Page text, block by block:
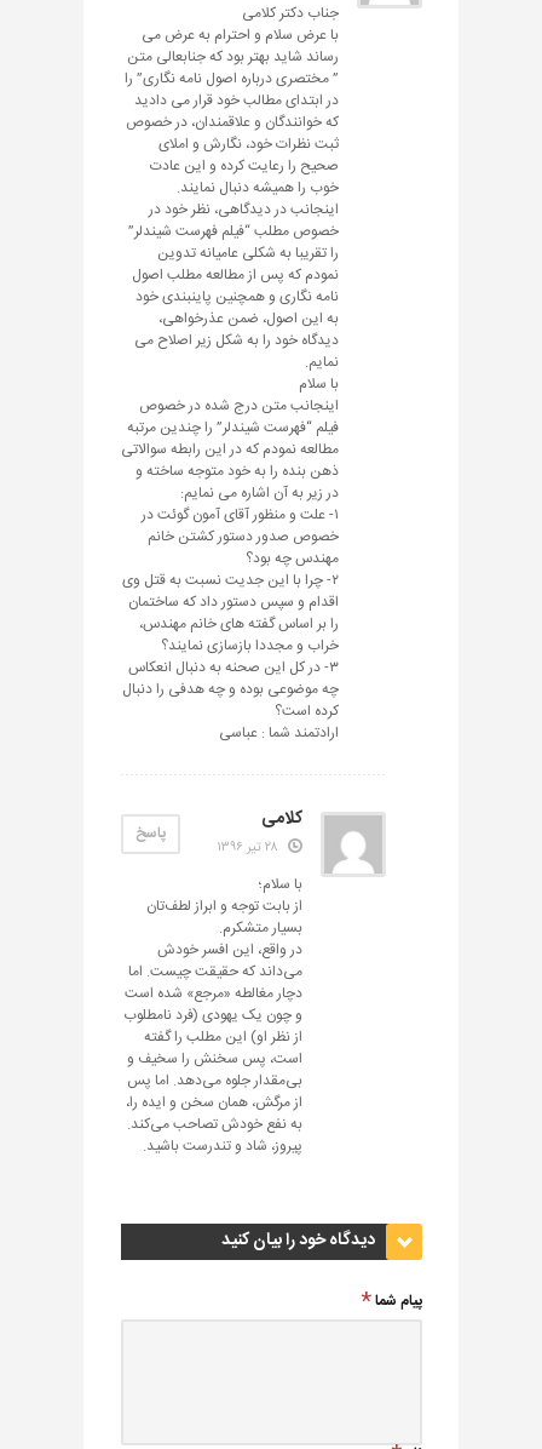
جناب دکتر کلامی
با عرض سلام و احترام به عرض می
رساند شاید بهتر بود که جنابعالی متن
” مختصری درباره اصول نامه نگاری” را
در ابتدای مطالب خود قرار می دادید
که خوانندگان و علاقمندان، در خصوص
ثبت نظرات خود، نگارش و املای
صحیح را رعایت کرده و این عادت
خوب را همیشه دنبال نمایند.
اینجانب در دیدگاهی، نظر خود در
خصوص مطلب “فیلم فهرست شیندلر”
را تقریبا به شکلی عامیانه تدوین
نمودم که پس از مطالعه مطلب اصول
نامه نگاری و همچنین پاینبندی خود
به این اصول، ضمن عذرخواهی،
دیدگاه خود را به شکل زیر اصلاح می
نمایم.
با سلام
اینجانب متن درج شده در خصوص
فیلم “فهرست شیندلر” را چندین مرتبه
مطالعه نمودم که در این رابطه سوالاتی
ذهن بنده را به خود متوجه ساخته و
در زیر به آن اشاره می نمایم:
۱- علت و منظور آقای آمون گوئت در
خصوص صدور دستور کشتن خانم
مهندس چه بود؟
۲- چرا با این جدیت نسبت به قتل وی
اقدام و سپس دستور داد که ساختمان
را بر اساس گفته های خانم مهندس،
خراب و مجددا بازسازی نمایند؟
۳- در کل این صحنه به دنبال انعکاس
چه موضوعی بوده و چه هدفی را دنبال
کرده است؟
ارادتمند شما : عباسی
پاسخ کلامی
با سلام؛
از بابت توجه و ابراز لطف‌تان
بسیار متشکرم.
در واقع، این افسر خودش
می‌داند که حقیقت چیست. اما
دچار مغالطه «مرجع» شده است
و چون یک یهودی (فرد نامطلوب
از نظر او) این مطلب را گفته
است، پس سخنش را سخیف و
بی‌مقدار جلوه می‌دهد. اما پس
از مرگش، همان سخن و ایده را،
به نفع خودش تصاحب می‌کند.
پیروز، شاد و تندرست باشید.
دیدگاه خود را بیان کنید
پیام شما